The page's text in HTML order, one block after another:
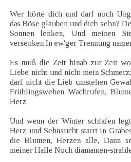
Wer hörte dich und darf noch
das Böse glauben und dich sehn?
Sonnen lenken, Und meinen
versenken In ew'ger Trennung
Es muß die Zeit hinab zur Zeit
Liebe nicht und nicht mein
darf nicht die Lieb umstehen
Frühlingswehen Wachrufen,
Herz.
Und wenn der Winter schlafen
Herz und Sehnsucht starrt in
die Blumen, Herzen alle, Dann
meiner Halle Noch diamanten-